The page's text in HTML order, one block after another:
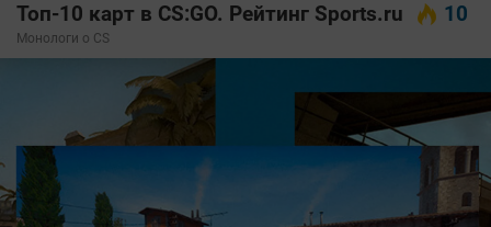
Топ-10 карт в CS:GO. Рейтинг Sports.ru 10
Монологи о CS